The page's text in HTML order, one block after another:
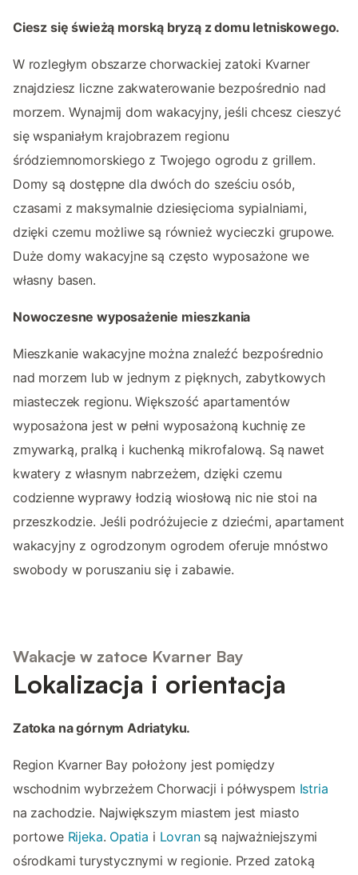
Ciesz się świeżą morską bryzą z domu letniskowego.
W rozległym obszarze chorwackiej zatoki Kvarner
znajdziesz liczne zakwaterowanie bezpośrednio nad
morzem. Wynajmij dom wakacyjny, jeśli chcesz cieszyć
się wspaniałym krajobrazem regionu
śródziemnomorskiego z Twojego ogrodu z grillem.
Domy są dostępne dla dwóch do sześciu osób,
czasami z maksymalnie dziesięcioma sypialniami,
dzięki czemu możliwe są również wycieczki grupowe.
Duże domy wakacyjne są często wyposażone we
własny basen.
Nowoczesne wyposażenie mieszkania
Mieszkanie wakacyjne można znaleźć bezpośrednio
nad morzem lub w jednym z pięknych, zabytkowych
miasteczek regionu. Większość apartamentów
wyposażona jest w pełni wyposażoną kuchnię ze
zmywarką, pralką i kuchenką mikrofalową. Są nawet
kwatery z własnym nabrzeżem, dzięki czemu
codzienne wyprawy łodzią wiosłową nic nie stoi na
przeszkodzie. Jeśli podróżujecie z dziećmi, apartament
wakacyjny z ogrodzonym ogrodem oferuje mnóstwo
swobody w poruszaniu się i zabawie.
Wakacje w zatoce Kvarner Bay
Lokalizacja i orientacja
Zatoka na górnym Adriatyku.
Region Kvarner Bay położony jest pomiędzy
wschodnim wybrzeżem Chorwacji i półwyspem Istria
na zachodzie. Największym miastem jest miasto
portowe Rijeka. Opatia i Lovransą najważniejszymi
ośrodkami turystycznymi w regionie. Przed zatoką